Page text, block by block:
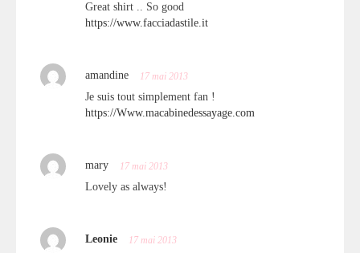
Great shirt .. So good
https://www.facciadastile.it
amandine 17 mai 2013
Je suis tout simplement fan !
https://Www.macabinedessayage.com
mary 17 mai 2013
Lovely as always!
Leonie 17 mai 2013